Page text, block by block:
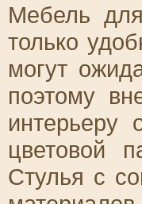
Мебель
только
могут
поэтому
интерьеру
цветовой
Стулья с